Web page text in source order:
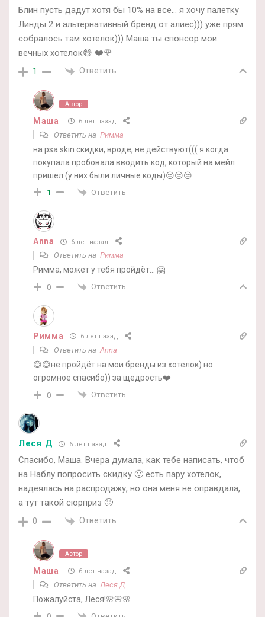
Блин пусть дадут хотя бы 10% на все… я хочу палетку
Линды 2 и альтернативный бренд от алиес))) уже прям
собралось там хотелок))) Маша ты спонсор мои
вечных хотелок😅 ❤️🌹
1 Ответить
Автор
Маша 6 лет назад
Ответить на Римма
на psa skin скидки, вроде, не действуют((( я когда
покупала пробовала вводить код, который на мейл
пришел (у них были личные коды)😔😔😔
1 Ответить
Anna 6 лет назад
Ответить на Римма
Римма, может у тебя пройдёт… 🤗
0 Ответить
Римма 6 лет назад
Ответить на Anna
😅😅не пройдёт на мои бренды из хотелок) но
огромное спасибо)) за щедрость❤️
0 Ответить
Леся Д 6 лет назад
Спасибо, Маша. Вчера думала, как тебе написать, чтоб
на Наблу попросить скидку 🙂 есть пару хотелок,
надеялась на распродажу, но она меня не оправдала,
а тут такой сюрприз 🙂
0 Ответить
Автор
Маша 6 лет назад
Ответить на Леся Д
Пожалуйста, Леся!🌸🌸🌸